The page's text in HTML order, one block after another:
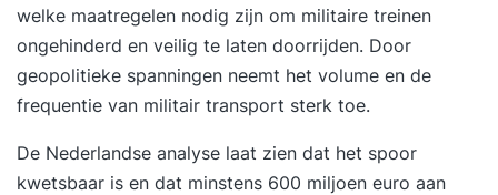
welke maatregelen nodig zijn om militaire treinen
ongehinderd en veilig te laten doorrijden. Door
geopolitieke spanningen neemt het volume en de
frequentie van militair transport sterk toe.
De Nederlandse analyse laat zien dat het spoor
kwetsbaar is en dat minstens 600 miljoen euro aan